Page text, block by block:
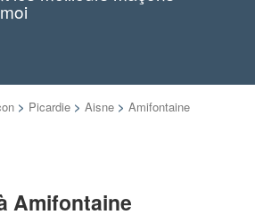
> Picardie > Aisne > Amifontaine
Amifontaine